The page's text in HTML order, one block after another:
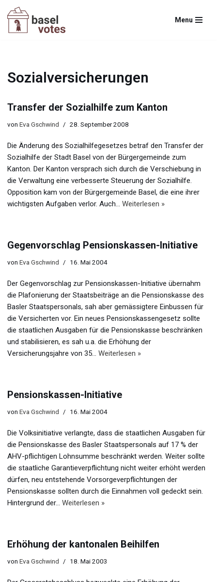
Zum
Menu
Sozialversicherungen
Transfer der Sozialhilfe zum Kanton
von Eva Gschwind 28. September 2008
Die Änderung des Sozialhilfegesetzes betraf den Transfer der
Sozialhilfe der Stadt Basel von der Bürgergemeinde zum
Kanton. Der Kanton versprach sich durch die Verschiebung in
die Verwaltung eine verbesserte Steuerung der Sozialhilfe.
Opposition kam von der Bürgergemeinde Basel, die eine ihrer
wichtigsten Aufgaben verlor. Auch… Weiterlesen »
Gegenvorschlag Pensionskassen-Initiative
von Eva Gschwind 16. Mai 2004
Der Gegenvorschlag zur Pensionskassen-Initiative übernahm
die Plafonierung der Staatsbeiträge an die Pensionskasse des
Basler Staatspersonals, sah aber gemässigtere Einbussen für
die Versicherten vor. Ein neues Pensionskassengesetz sollte
die staatlichen Ausgaben für die Pensionskasse beschränken
und stabilisieren, es sah u.a. die Erhöhung der
Versicherungsjahre von 35… Weiterlesen »
Pensionskassen-Initiative
von Eva Gschwind 16. Mai 2004
Die Volksinitiative verlangte, dass die staatlichen Ausgaben für
die Pensionskasse des Basler Staatspersonals auf 17 % der
AHV-pflichtigen Lohnsumme beschränkt werden. Weiter sollte
die staatliche Garantieverpflichtung nicht weiter erhöht werden
dürfen, neu entstehende Vorsorgeverpflichtungen der
Pensionskasse sollten durch die Einnahmen voll gedeckt sein.
Hintergrund der… Weiterlesen »
Erhöhung der kantonalen Beihilfen
von Eva Gschwind 18. Mai 2003